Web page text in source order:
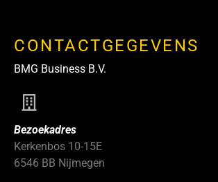
CONTACTGEGEVENS
BMG Business B.V.
Bezoekadres
Kerkenbos 10-15E
6546 BB Nijmegen